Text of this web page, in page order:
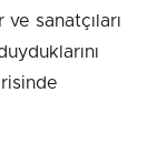
sanatçıları